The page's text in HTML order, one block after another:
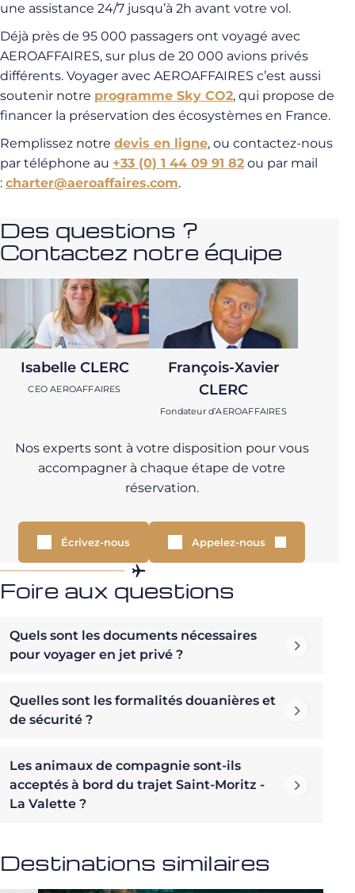
une assistance 24/7 jusqu’à 2h avant votre vol.
Déjà près de 95 000 passagers ont voyagé avec
AEROAFFAIRES, sur plus de 20 000 avions privés
différents. Voyager avec AEROAFFAIRES c’est aussi
soutenir notre programme Sky CO2, qui propose de
financer la préservation des écosystèmes en France.
Remplissez notre devis en ligne, ou contactez-nous
par téléphone au +33 (0) 1 44 09 91 82 ou par mail
: charter@aeroaffaires.com.
Des questions ?
Contactez notre équipe
Isabelle CLERC
CEO AEROAFFAIRES
François-Xavier
CLERC
Fondateur d’AEROAFFAIRES
Nos experts sont à votre disposition pour vous
accompagner à chaque étape de votre
réservation.
Écrivez-nous Appelez-nous
Foire aux questions
Quels sont les documents nécessaires
pour voyager en jet privé ?
Quelles sont les formalités douanières et
de sécurité ?
Les animaux de compagnie sont-ils
acceptés à bord du trajet Saint-Moritz -
La Valette ?
Destinations similaires